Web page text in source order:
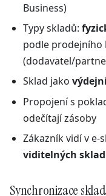
Business)
Typy skladů:
podle prodejního
(dodavatel/
Sklad jako
Propojení s
odečítají zásoby
Zákazník vidí v
viditelných
Synchronizace